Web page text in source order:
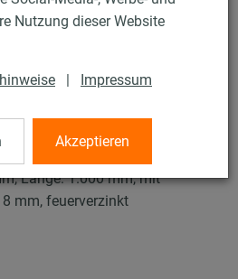
Nutzung dieser Website
| Impressum
Akzeptieren
die Lüftungsbefestigung
Q50
Länge: 1.000 mm, mit
mm, feuerverzinkt